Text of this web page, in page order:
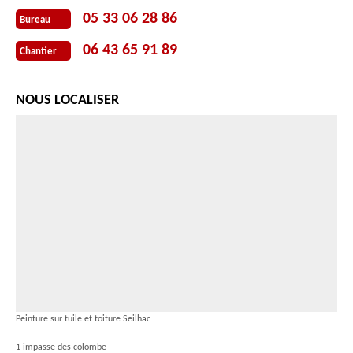
Bureau 05 33 06 28 86
Chantier 06 43 65 91 89
NOUS LOCALISER
Peinture sur tuile et toiture Seilhac
1 impasse des colombe